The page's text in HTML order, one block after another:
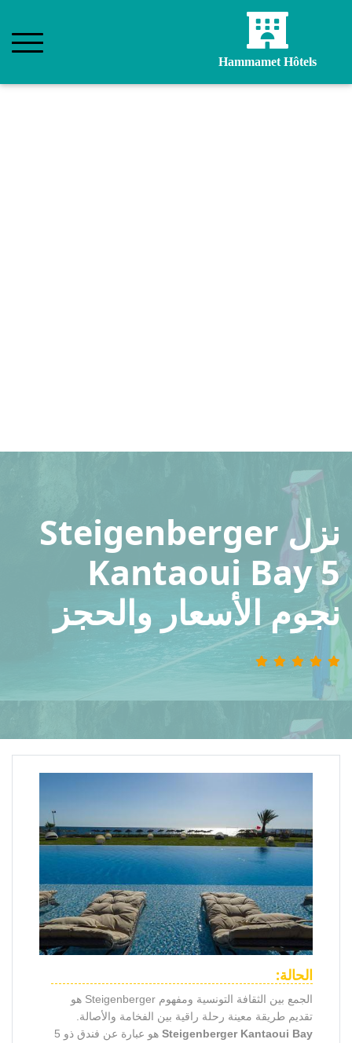
Hammamet Hôtels
نزل Steigenberger
Kantaoui Bay 5
نجوم الأسعار والحجز
الحالة:
الجمع بين الثقافة التونسية ومفهوم Steigenberger هو
تقديم طريقة معينة رحلة راقية بين الفخامة والأصالة.
Steigenberger Kantaoui Bay
هو عبارة عن فندق ذو 5